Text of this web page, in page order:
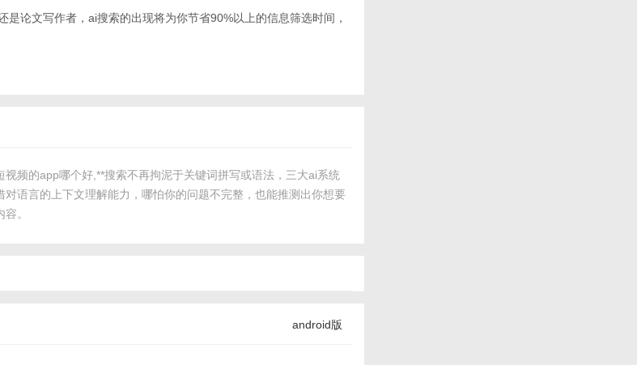
是论文写作者，ai搜索的出现将为你节省90%以上的信息筛选时间，
视频的app哪个好,**搜索不再拘泥于关键词拼写或语法，三大ai系统
对语言的上下文理解能力，哪怕你的问题不完整，也能推测出你想要
容。
android版